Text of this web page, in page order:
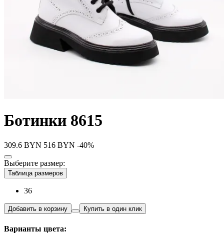
Ботинки 8615
309.6 BYN 516 BYN -40%
Выберите размер:
Таблица размеров
36
Добавить в корзину Купить в один клик
Варианты цвета: